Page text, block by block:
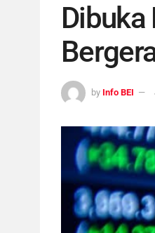
Dibuka
by Info BEI